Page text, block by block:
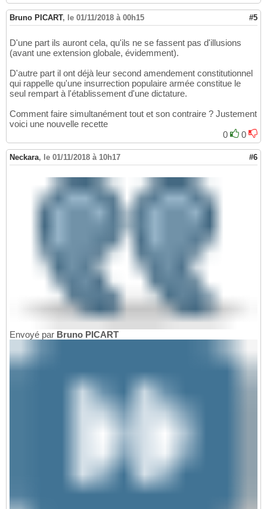
Bruno PICART, le 01/11/2018 à 00h15 #5
D'une part ils auront cela, qu'ils ne se fassent pas d'illusions
(avant une extension globale, évidemment).
D'autre part il ont déjà leur second amendement constitutionnel
qui rappelle qu'une insurrection populaire armée constitue le
seul rempart à l'établissement d'une dictature.
Comment faire simultanément tout et son contraire ? Justement
voici une nouvelle recette
0
0
Neckara, le 01/11/2018 à 10h17 #6
Envoyé par Bruno PICART